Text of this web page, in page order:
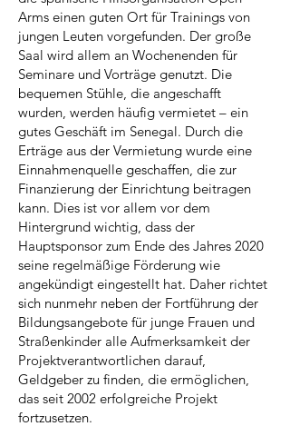
Arms einen guten Ort für Trainings von
jungen Leuten vorgefunden. Der große
Saal wird allem an Wochenenden für
Seminare und Vorträge genutzt. Die
bequemen Stühle, die angeschafft
wurden, werden häufig vermietet – ein
gutes Geschäft im Senegal. Durch die
Erträge aus der Vermietung wurde eine
Einnahmenquelle geschaffen, die zur
Finanzierung der Einrichtung beitragen
kann. Dies ist vor allem vor dem
Hintergrund wichtig, dass der
Hauptsponsor zum Ende des Jahres 2020
seine regelmäßige Förderung wie
angekündigt eingestellt hat. Daher richtet
sich nunmehr neben der Fortführung der
Bildungsangebote für junge Frauen und
Straßenkinder alle Aufmerksamkeit der
Projektverantwortlichen darauf,
Geldgeber zu finden, die ermöglichen,
das seit 2002 erfolgreiche Projekt
fortzusetzen.